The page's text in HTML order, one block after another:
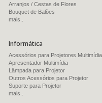
Arranjos / Cestas de Flores
Bouquet de Balões
mais..
Informática
Acessórios para Projetores Multimídia
Apresentador Multimídia
Lâmpada para Projetor
Outros Acessórios para Projetor
Suporte para Projetor
mais..